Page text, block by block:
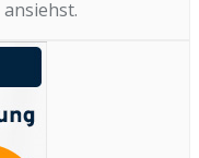
ansiehst.